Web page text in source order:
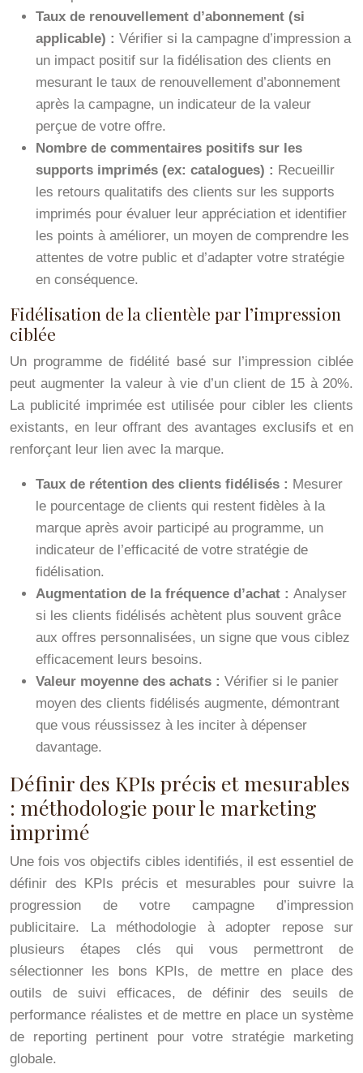
Taux de renouvellement d’abonnement (si
applicable) : Vérifier si la campagne d’impression a
un impact positif sur la fidélisation des clients en
mesurant le taux de renouvellement d’abonnement
après la campagne, un indicateur de la valeur
perçue de votre offre.
Nombre de commentaires positifs sur les
supports imprimés (ex: catalogues) : Recueillir
les retours qualitatifs des clients sur les supports
imprimés pour évaluer leur appréciation et identifier
les points à améliorer, un moyen de comprendre les
attentes de votre public et d’adapter votre stratégie
en conséquence.
Fidélisation de la clientèle par l’impression
ciblée
Un programme de fidélité basé sur l’impression ciblée
peut augmenter la valeur à vie d’un client de 15 à 20%.
La publicité imprimée est utilisée pour cibler les clients
existants, en leur offrant des avantages exclusifs et en
renforçant leur lien avec la marque.
Taux de rétention des clients fidélisés : Mesurer
le pourcentage de clients qui restent fidèles à la
marque après avoir participé au programme, un
indicateur de l’efficacité de votre stratégie de
fidélisation.
Augmentation de la fréquence d’achat : Analyser
si les clients fidélisés achètent plus souvent grâce
aux offres personnalisées, un signe que vous ciblez
efficacement leurs besoins.
Valeur moyenne des achats : Vérifier si le panier
moyen des clients fidélisés augmente, démontrant
que vous réussissez à les inciter à dépenser
davantage.
Définir des KPIs précis et mesurables
: méthodologie pour le marketing
imprimé
Une fois vos objectifs cibles identifiés, il est essentiel de
définir des KPIs précis et mesurables pour suivre la
progression de votre campagne d’impression
publicitaire. La méthodologie à adopter repose sur
plusieurs étapes clés qui vous permettront de
sélectionner les bons KPIs, de mettre en place des
outils de suivi efficaces, de définir des seuils de
performance réalistes et de mettre en place un système
de reporting pertinent pour votre stratégie marketing
globale.